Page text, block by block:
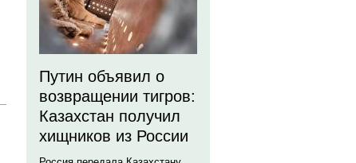
Путин объявил о
возвращении тигров:
Казахстан получил
хищников из России